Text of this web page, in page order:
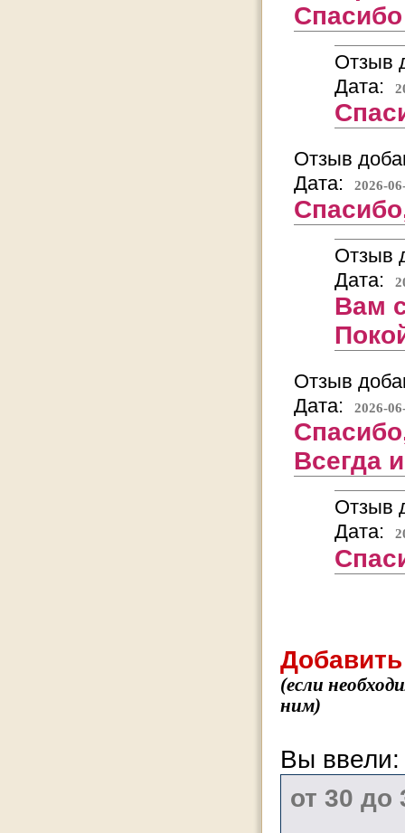
Отзыв
Дата:
Отзыв
Дата:
2026-
Отзыв
Дата:
Вам
Отзыв
Дата:
2026-
Всегда
Отзыв
Дата:
(если
ним)
Вы